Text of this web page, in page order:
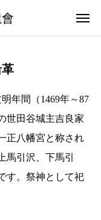
龍會は会員を募集し
年間（1469年～87
世田谷城主吉良家
正八幡宮と称され
馬引沢、下馬引
す。祭神として祀